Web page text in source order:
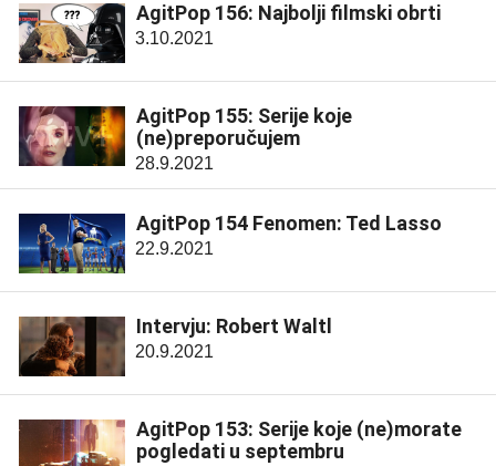
AgitPop 156: Najbolji filmski obrti
3.10.2021
AgitPop 155: Serije koje
(ne)preporučujem
28.9.2021
AgitPop 154 Fenomen: Ted Lasso
22.9.2021
Intervju: Robert Waltl
20.9.2021
AgitPop 153: Serije koje (ne)morate
pogledati u septembru